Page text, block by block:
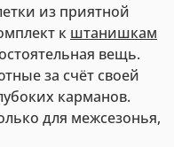
из приятной
к штанишкам
вещь.
за счёт своей
карманов.
для межсезонья,